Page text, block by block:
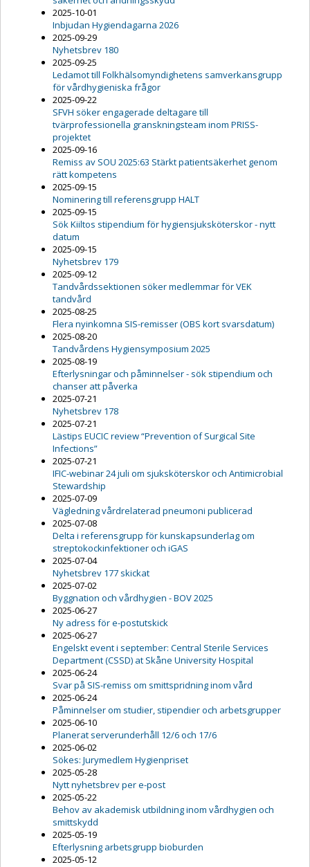
2025-10-01
Inbjudan Hygiendagarna 2026
2025-09-29
Nyhetsbrev 180
2025-09-25
Ledamot till Folkhälsomyndighetens samverkansgrupp
för vårdhygieniska frågor
2025-09-22
SFVH söker engagerade deltagare till
tvärprofessionella granskningsteam inom PRISS-
projektet
2025-09-16
Remiss av SOU 2025:63 Stärkt patientsäkerhet genom
rätt kompetens
2025-09-15
Nominering till referensgrupp HALT
2025-09-15
Sök Kiiltos stipendium för hygiensjuksköterskor - nytt
datum
2025-09-15
Nyhetsbrev 179
2025-09-12
Tandvårdssektionen söker medlemmar för VEK
tandvård
2025-08-25
Flera nyinkomna SIS-remisser (OBS kort svarsdatum)
2025-08-20
Tandvårdens Hygiensymposium 2025
2025-08-19
Efterlysningar och påminnelser - sök stipendium och
chanser att påverka
2025-07-21
Nyhetsbrev 178
2025-07-21
Lästips EUCIC review “Prevention of Surgical Site
Infections”
2025-07-21
IFIC-webinar 24 juli om sjuksköterskor och Antimicrobial
Stewardship
2025-07-09
Vägledning vårdrelaterad pneumoni publicerad
2025-07-08
Delta i referensgrupp för kunskapsunderlag om
streptokockinfektioner och iGAS
2025-07-04
Nyhetsbrev 177 skickat
2025-07-02
Byggnation och vårdhygien - BOV 2025
2025-06-27
Ny adress för e-postutskick
2025-06-27
Engelskt event i september: Central Sterile Services
Department (CSSD) at Skåne University Hospital
2025-06-24
Svar på SIS-remiss om smittspridning inom vård
2025-06-24
Påminnelser om studier, stipendier och arbetsgrupper
2025-06-10
Planerat serverunderhåll 12/6 och 17/6
2025-06-02
Sökes: Jurymedlem Hygienpriset
2025-05-28
Nytt nyhetsbrev per e-post
2025-05-22
Behov av akademisk utbildning inom vårdhygien och
smittskydd
2025-05-19
Efterlysning arbetsgrupp bioburden
2025-05-12